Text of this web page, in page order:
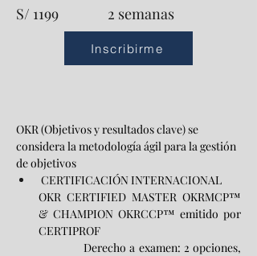
S/ 1199 2 semanas
Inscribirme
OKR (Objetivos y resultados clave) se
considera la metodología ágil para la gestión
de objetivos
CERTIFICACIÓN INTERNACIONAL
OKR CERTIFIED MASTER OKRMCP™
& CHAMPION OKRCCP™ emitido por
CERTIPROF
Derecho a examen: 2 opciones,